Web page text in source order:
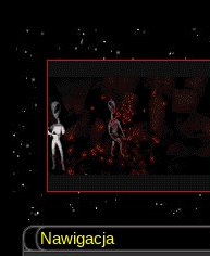
Nawigacja